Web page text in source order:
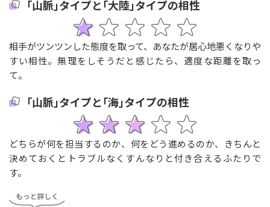
｢山脈｣タイプと｢大陸｣タイプの相性
相手がツンツンした態度を取って、あなたが居心地悪くなりや
すい相性。無理をしそうだと感じたら、適度な距離を取っ
て。
｢山脈｣タイプと｢海｣タイプの相性
どちらが何を担当するのか、何をどう進めるのか、きちんと
決めておくとトラブルなくすんなりと付き合えるふたりで
す。